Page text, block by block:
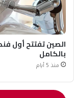
الصين تفتتح أول
بالكامل
منذ 5 أيام